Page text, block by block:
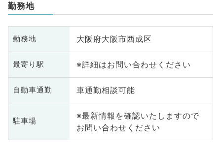
勤務地
勤務地 大阪府大阪市西成区
最寄り駅 ※詳細はお問い合わせください
自動車通勤 車通勤相談可能
駐車場
※最新情報を確認いたしますので
お問い合わせください